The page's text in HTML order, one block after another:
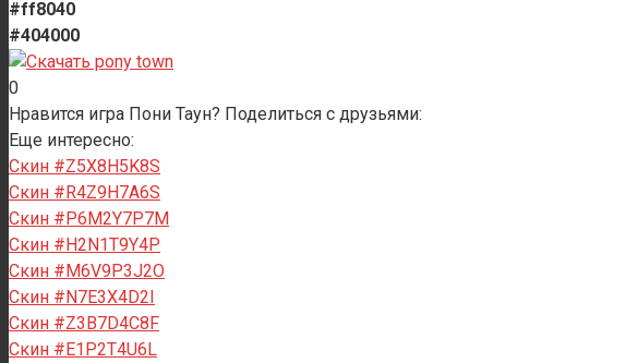
#ff8040
#404000
0
Нравится игра Пони Таун? Поделиться с друзьями:
Еще интересно:
Скин #Z5X8H5K8S
Скин #R4Z9H7A6S
Скин #P6M2Y7P7M
Скин #H2N1T9Y4P
Скин #M6V9P3J2O
Скин #N7E3X4D2I
Скин #Z3B7D4C8F
Скин #E1P2T4U6L